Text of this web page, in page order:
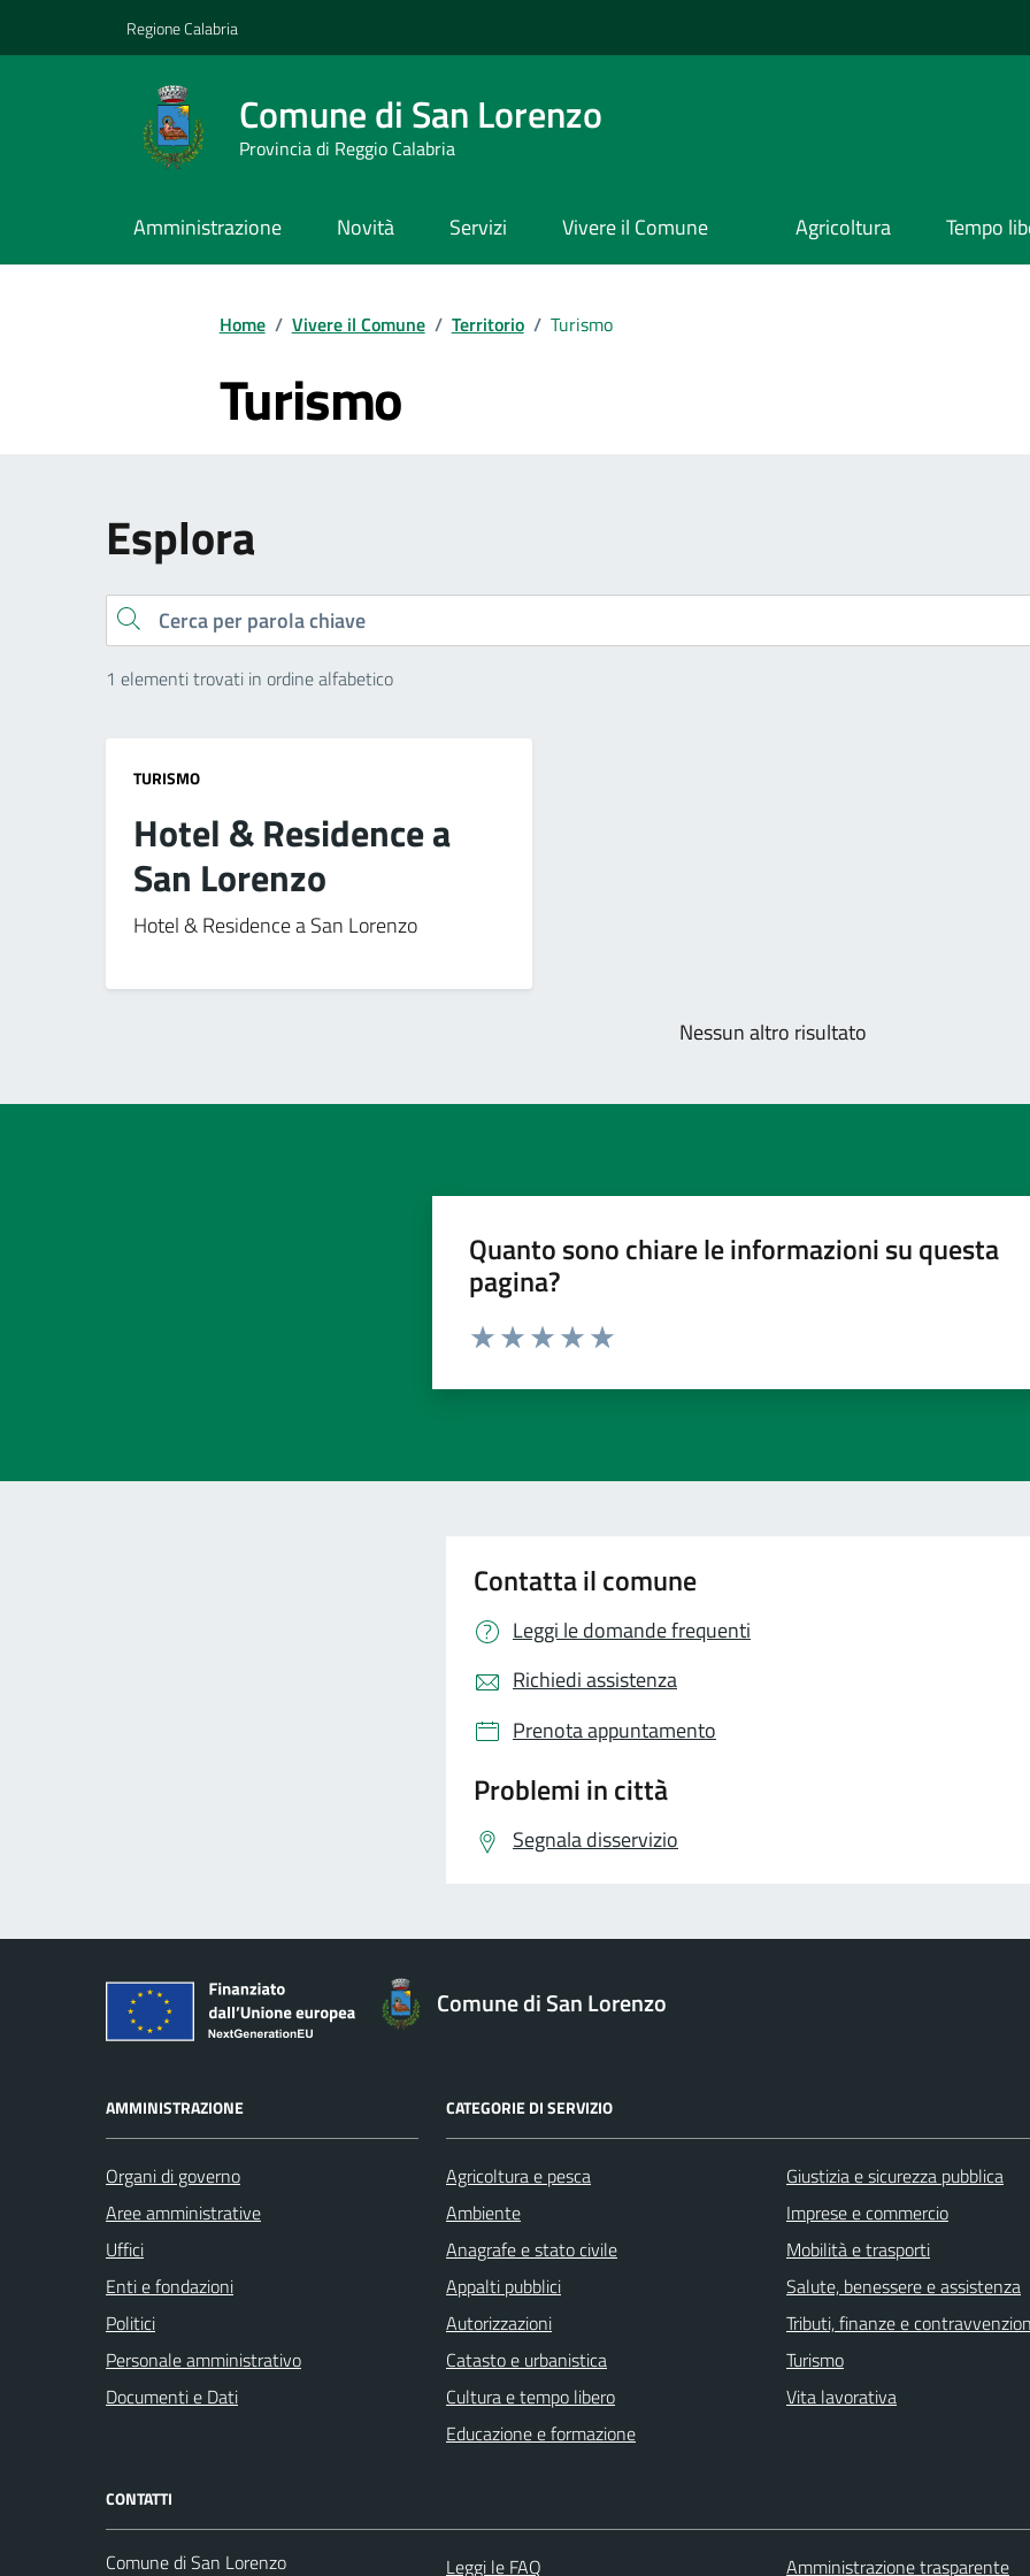
Regione Calabria
Comune di San Lorenzo
Provincia di Reggio Calabria
Amministrazione Novità Servizi Vivere il Comune Agricoltura Tempo
Home / Vivere il Comune / Territorio / Turismo
Turismo
Esplora
Cerca
1 elementi trovati in ordine alfabetico
TURISMO
Hotel & Residence a
San Lorenzo
Hotel & Residence a San Lorenzo
Nessun altro risultato
Quanto sono chiare le informazioni su questa
pagina?
Contatta il comune
Leggi le domande frequenti
Richiedi assistenza
Prenota appuntamento
Problemi in città
Segnala disservizio
Comune di San Lorenzo
AMMINISTRAZIONE
Organi di governo
Aree amministrative
Uffici
Enti e fondazioni
Politici
Personale amministrativo
Documenti e Dati
CATEGORIE DI SERVIZIO
Agricoltura e pesca
Ambiente
Anagrafe e stato civile
Appalti pubblici
Autorizzazioni
Catasto e urbanistica
Cultura e tempo libero
Educazione e formazione
Giustizia e sicurezza pubblica
Imprese e commercio
Mobilità e trasporti
Salute, benessere e assistenza
Tributi, finanze e
Turismo
Vita lavorativa
CONTATTI
Comune di San Lorenzo Leggi le FAQ Amministrazione trasparente